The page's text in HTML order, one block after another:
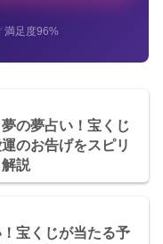
満足度96%
の夢占い！宝くじ
のお告げをスピリ
説
！宝くじが当たる予